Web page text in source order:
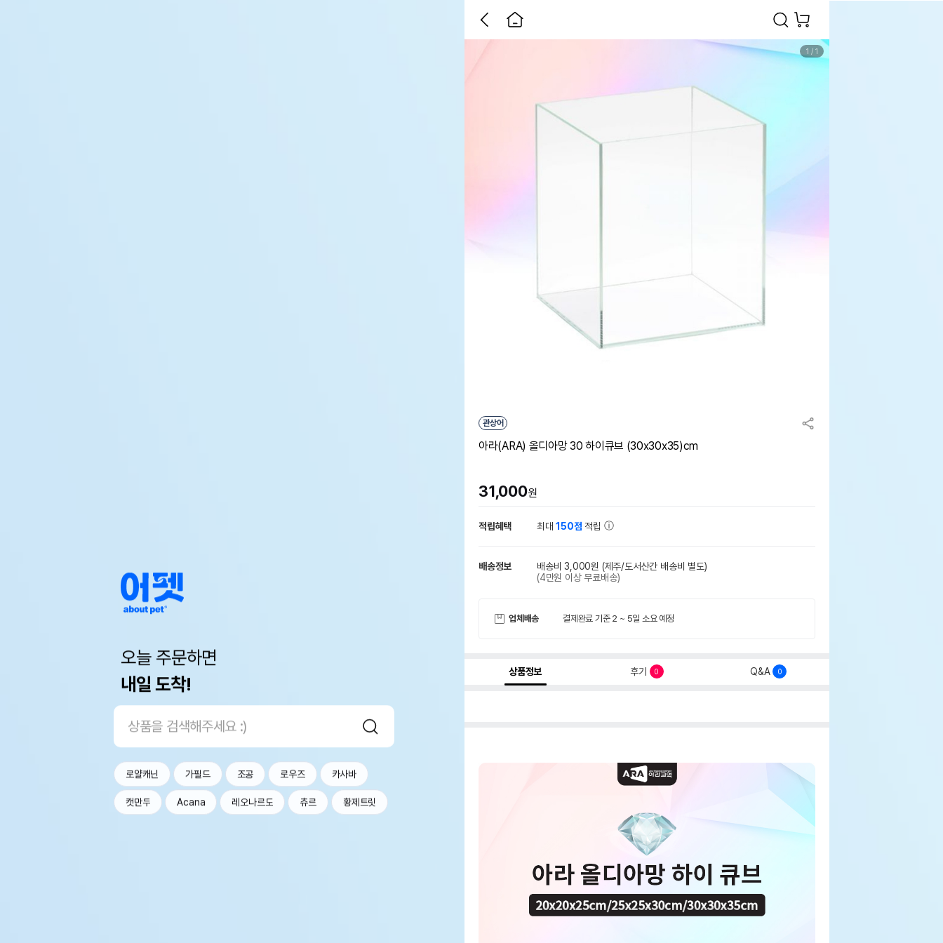
오늘 주문하면
내일 도착!
로얄캐닌 가필드 조공 로우즈 카사바
캣만두 Acana 레오나르도 츄르 황제트릿
1 / 1
관상어
아라(ARA) 올디아망 30 하이큐브 (30x30x35)cm
31,000원
적립혜택 최대150점 적립
배송정보 배송비 3,000원 (제주/도서산간 배송비 별도)
(4만원 이상 무료배송)
업체배송 결제완료 기준 2 ~ 5일 소요 예정
상품정보 후기 0 Q&A 0